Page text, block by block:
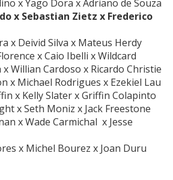
xYago Dora x Adriano de Souza
x Sebastian Zietz x Frederico
x Deivid Silva x Mateus Herdy
xCaio Ibelli xWildcard
xWillian Cardoso x Ricardo Christie
x Michael Rodrigues x Ezekiel Lau
x Kelly SlaterxGriffin Colapinto
xSeth Moniz x Jack Freestone
xWade Carmichal x Jesse
x Michel Bourez x Joan Duru